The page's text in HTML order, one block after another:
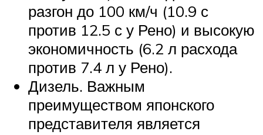
разгон до 100 км/ч (10.9 с
против 12.5 с у Рено) и высокую
экономичность (6.2 л расхода
против 7.4 л у Рено).
Дизель. Важным
преимуществом японского
представителя является